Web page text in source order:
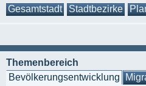
Gesamtstadt
Stadtbezirke
Themenbereich
Bevölkerungsentwicklung